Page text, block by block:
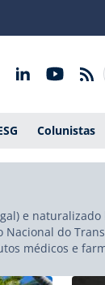
Colunistas
e naturalizado
do
médicos e